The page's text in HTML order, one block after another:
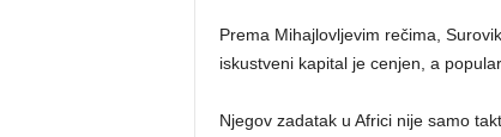
Prema Mihajlovljevim rečima,
iskustveni kapital je cenjen, a
Njegov zadatak u Africi nije samo